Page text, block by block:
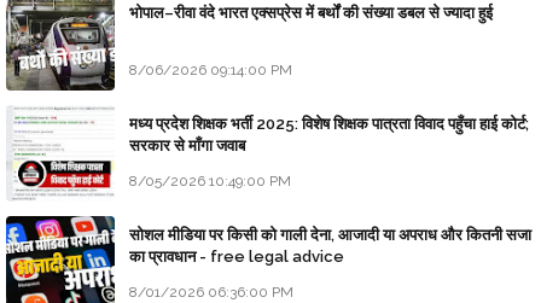
भोपाल–रीवा वंदे भारत एक्सप्रेस में बर्थों की संख्या डबल से ज्यादा हुई
8/06/2026 09:14:00 PM
मध्य प्रदेश शिक्षक भर्ती 2025: विशेष शिक्षक पात्रता विवाद पहुँचा हाई कोर्ट;
सरकार से माँगा जवाब
8/05/2026 10:49:00 PM
सोशल मीडिया पर किसी को गाली देना, आजादी या अपराध और कितनी सजा
का प्रावधान - free legal advice
8/01/2026 06:36:00 PM